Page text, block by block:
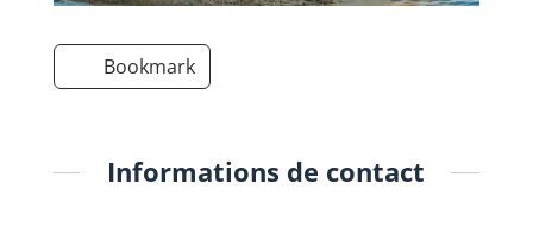
Bookmark
Informations de contact